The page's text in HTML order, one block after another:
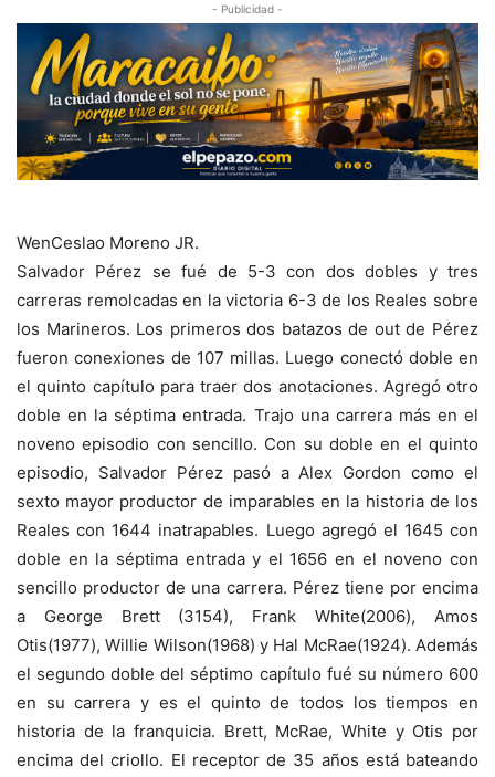
- Publicidad -
WenCeslao Moreno JR.
Salvador Pérez se fué de 5-3 con dos dobles y tres
carreras remolcadas en la victoria 6-3 de los Reales sobre
los Marineros. Los primeros dos batazos de out de Pérez
fueron conexiones de 107 millas. Luego conectó doble en
el quinto capítulo para traer dos anotaciones. Agregó otro
doble en la séptima entrada. Trajo una carrera más en el
noveno episodio con sencillo. Con su doble en el quinto
episodio, Salvador Pérez pasó a Alex Gordon como el
sexto mayor productor de imparables en la historia de los
Reales con 1644 inatrapables. Luego agregó el 1645 con
doble en la séptima entrada y el 1656 en el noveno con
sencillo productor de una carrera. Pérez tiene por encima
a George Brett (3154), Frank White(2006), Amos
Otis(1977), Willie Wilson(1968) y Hal McRae(1924). Además
el segundo doble del séptimo capítulo fué su número 600
en su carrera y es el quinto de todos los tiempos en
historia de la franquicia. Brett, McRae, White y Otis por
encima del criollo. El receptor de 35 años está bateando